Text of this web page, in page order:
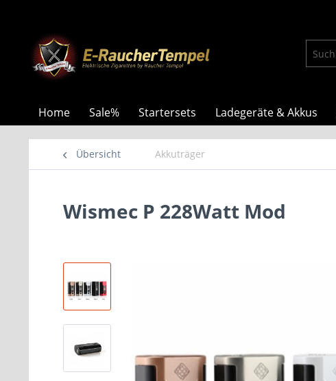
Home Sale% Startersets Ladegeräte & Akkus
Übersicht Akkuträger
Wismec P 228Watt Mod